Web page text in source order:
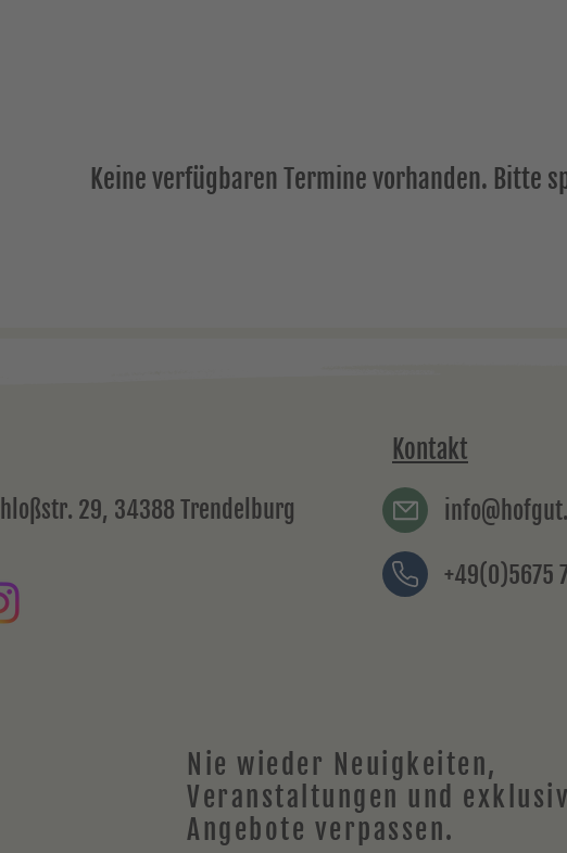
Keine verfügbaren Termine vorhanden. Bitte
29, 34388 Trendelburg
Kontakt
+49(0)5675
Nie wieder Neuigkeiten,
Veranstaltungen und
Angebote verpassen.